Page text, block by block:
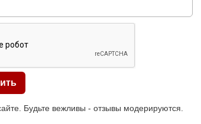
Будьте вежливы - отзывы модерируются.